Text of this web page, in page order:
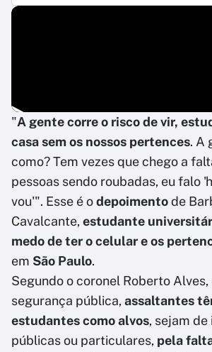
"A gente corre o risco de vir,
casa sem os nossos pertences. A
como? Tem vezes que chego a
pessoas sendo roubadas, eu falo
vou'". Esse é odepoimentode
Cavalcante, estudante
medo de ter o celular e os
em São Paulo.
Segundo o coronel Roberto
segurança pública, assaltantes
estudantes como alvos, sejam
públicas ou particulares, pela